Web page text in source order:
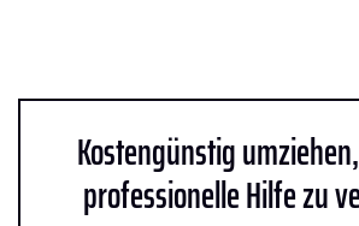
Kostengünstig
professionelle Hilfe zu